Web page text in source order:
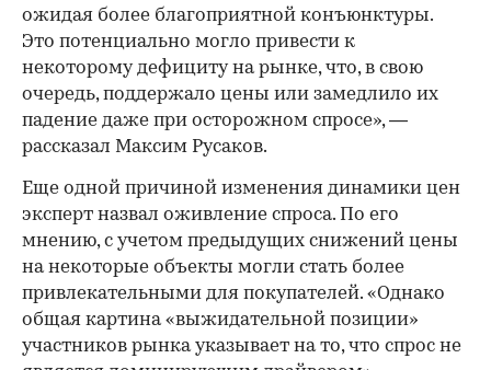
ожидая более благоприятной конъюнктуры.
Это потенциально могло привести к
некоторому дефициту на рынке, что, в свою
очередь, поддержало цены или замедлило их
падение даже при осторожном спросе», —
рассказал Максим Русаков.
Еще одной причиной изменения динамики цен
эксперт назвал оживление спроса. По его
мнению, с учетом предыдущих снижений цены
на некоторые объекты могли стать более
привлекательными для покупателей. «Однако
общая картина «выжидательной позиции»
участников рынка указывает на то, что спрос не